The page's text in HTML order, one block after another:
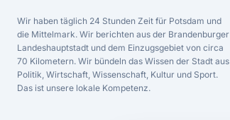
Wir haben täglich 24 Stunden Zeit für Potsdam und
die Mittelmark. Wir berichten aus der Brandenburger
Landeshauptstadt und dem Einzugsgebiet von circa
70 Kilometern. Wir bündeln das Wissen der Stadt aus
Politik, Wirtschaft, Wissenschaft, Kultur und Sport.
Das ist unsere lokale Kompetenz.